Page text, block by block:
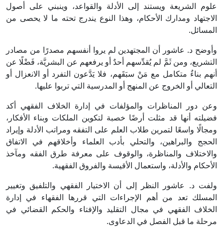
علوم الشريعة ويستند إلى الأدلة والقواعد، وينبني على أصول
الاجتهاد ومدارك الأحكام، وهذا النوع يندرج تحته ما لا يحصى من
المسائل.
وأوضح د. عاشور أن المجتهدين لم يروا أنفسهم مصدرًا من مصادر
التشريع، ومن ثَمَّ لم يُقدِّسهم أحدٌ أو يرفعهم عن البشريَّة، فَضْلًا عن
أنهم بناءٌ متكامل مع مَنْ سبَقَهم، فلا يَدَّعون التفرد أو الانعزال أو
التعالي أو الخروج عن المنهج أو المدرسية التي تربوا عليها.
وعن دور المناظرات والمؤلفات في إدارة الخلاف الفقهي أكد
فضيلته أنها قد مثلت أرضًا خصبة لتكوين الملكات وبناء الأفكار،
ومجالًا واسعًا لتمرين طلاب العلم على التفقه ومراتب الأدلة وإيراد
الحجج والبراهين، والتحلي بأدب العلماء وأخلاقهم في الاتفاق
والاختلاف والمناظرة، والوقوف على معرفة طرق الفقه ومآخذ
الأحكام والأدلة، واستعمال الأقيسة والفروق الفقهية.
ولفت د. عاشور النظر إلى أن الاختيار الفقهي والتلفيق وتغيير
المسلك تعد من أهم الإجراءات التي قررها الفقهاء في إدارة
الخلاف الفقهي في مجال التقليد والإفتاء والحكم القضائي في
مرحلة ما قبل الفصل في الدعاوى.